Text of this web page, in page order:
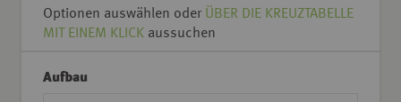
Optionen auswählen oder ÜBER DIE KREUZTABELLE
MIT EINEM KLICK aussuchen
Aufbau